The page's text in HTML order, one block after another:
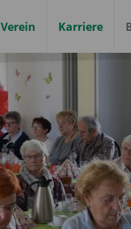
Verein Karriere